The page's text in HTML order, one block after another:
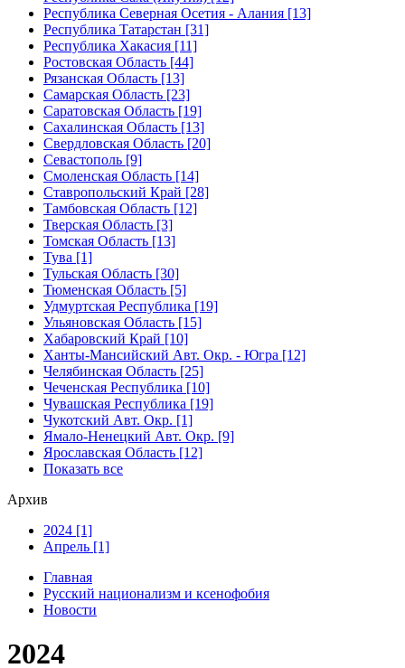
Республика Северная Осетия - Алания [13]
Республика Татарстан [31]
Республика Хакасия [11]
Ростовская Область [44]
Рязанская Область [13]
Самарская Область [23]
Саратовская Область [19]
Сахалинская Область [13]
Свердловская Область [20]
Севастополь [9]
Смоленская Область [14]
Ставропольский Край [28]
Тамбовская Область [12]
Тверская Область [3]
Томская Область [13]
Тува [1]
Тульская Область [30]
Тюменская Область [5]
Удмуртская Республика [19]
Ульяновская Область [15]
Хабаровский Край [10]
Ханты-Мансийский Авт. Окр. - Югра [12]
Челябинская Область [25]
Чеченская Республика [10]
Чувашская Республика [19]
Чукотский Авт. Окр. [1]
Ямало-Ненецкий Авт. Окр. [9]
Ярославская Область [12]
Показать все
Архив
2024 [1]
Апрель [1]
Главная
Русский национализм и ксенофобия
Новости
2024